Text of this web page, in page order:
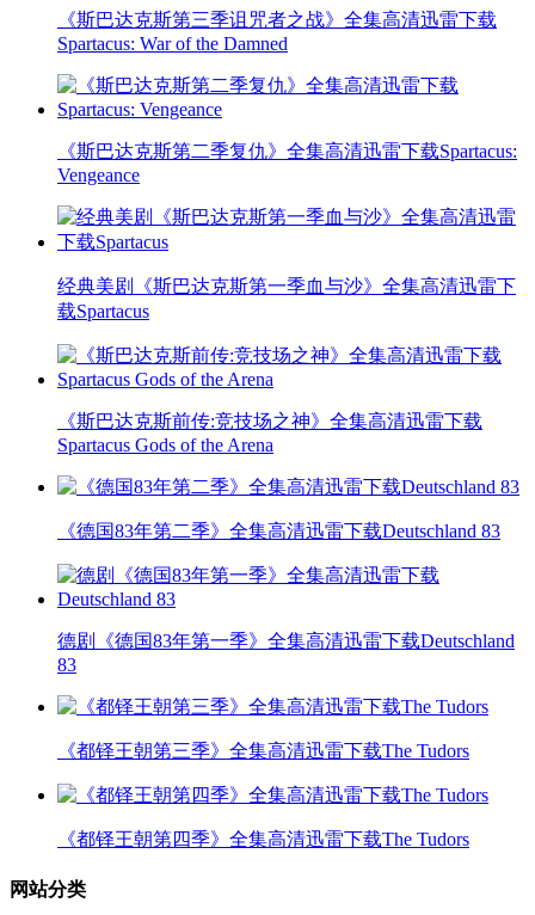
《斯巴达克斯第三季诅咒者之战》全集高清迅雷下载
Spartacus: War of the Damned
《斯巴达克斯第二季复仇》全集高清迅雷下载Spartacus:
Vengeance
经典美剧《斯巴达克斯第一季血与沙》全集高清迅雷下
载Spartacus
《斯巴达克斯前传:竞技场之神》全集高清迅雷下载
Spartacus Gods of the Arena
《德国83年第二季》全集高清迅雷下载Deutschland 83
德剧《德国83年第一季》全集高清迅雷下载Deutschland
83
《都铎王朝第三季》全集高清迅雷下载The Tudors
《都铎王朝第四季》全集高清迅雷下载The Tudors
网站分类